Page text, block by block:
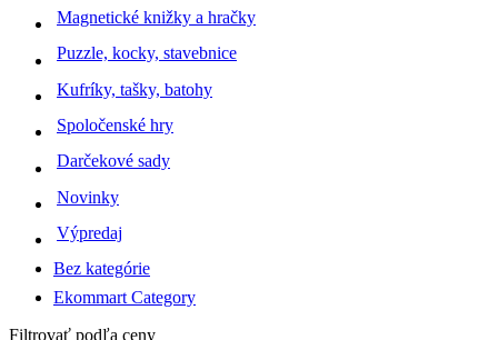
Magnetické knižky a hračky
Puzzle, kocky, stavebnice
Kufríky, tašky, batohy
Spoločenské hry
Darčekové sady
Novinky
Výpredaj
Bez kategórie
Ekommart Category
Filtrovať podľa ceny